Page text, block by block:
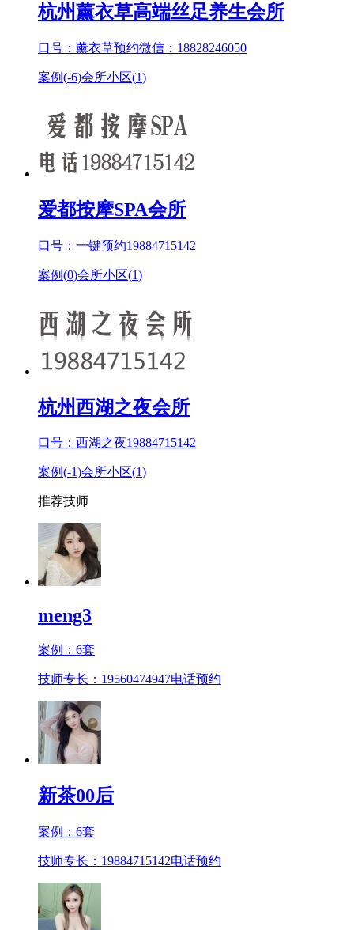
杭州薰衣草高端丝足养生会所
口号：薰衣草预约微信：18828246050
案例(-6)会所小区(1)
爱都按摩SPA会所
口号：一键预约19884715142
案例(0)会所小区(1)
杭州西湖之夜会所
口号：西湖之夜19884715142
案例(-1)会所小区(1)
推荐技师
meng3
案例： 6套
技师专长：19560474947电话预约
新茶00后
案例： 6套
技师专长：19884715142电话预约